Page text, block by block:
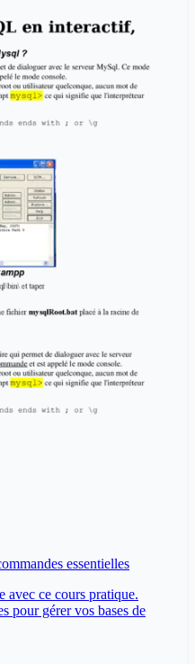
essentielles
avec ce cours pratique.
pour gérer vos bases de